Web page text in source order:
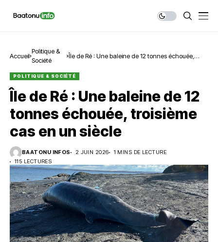
Accueil
Politique &
Société
Île de Ré : Une baleine de 12 tonnes échouée,
POLITIQUE & SOCIÉTÉ
Île de Ré : Une baleine de 12
tonnes échouée, troisième
cas en un siècle
BAATONU INFOS 2 JUIN 2026
1 MINS DE LECTURE
115 LECTURES